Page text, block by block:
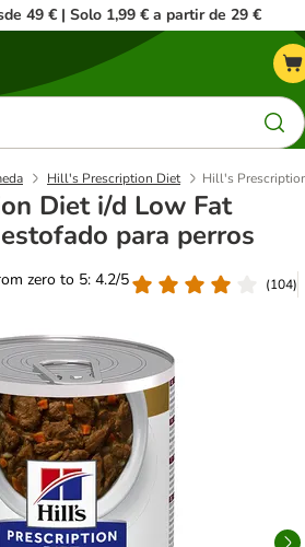
49 € | Solo 1,99 € a partir de 29 €
Hill's Prescription Diet Hill's
Diet i/d Low Fat
para perros
zero to 5: 4.2/5
(104)